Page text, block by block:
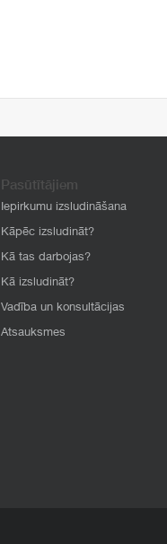
Pasūtītājiem
Iepirkumu izsludināšana
Kāpēc izsludināt?
Kā tas darbojas?
Kā izsludināt?
Vadība un konsultācijas
Atsauksmes